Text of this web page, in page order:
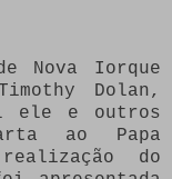
Nova Iorque
Dolan,
ele e outros
ao Papa
do